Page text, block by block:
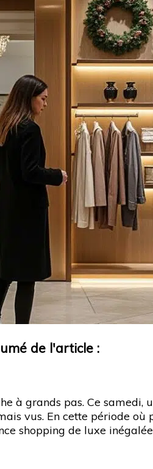
de l'article :
à grands pas. Ce samedi,
vus. En cette période où
shopping de luxe